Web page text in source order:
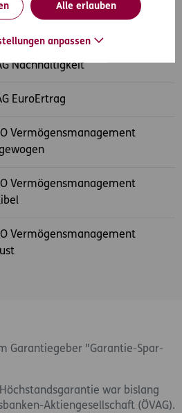
Alle erlauben
anpassen
Nachhaltigkeit
EuroErtrag
Vermögensmanagement
Vermögensmanagement
Vermögensmanagement
Garantiegeber "Garantie-Spar-
war bislang
Aktiengesellschaft (ÖVAG).